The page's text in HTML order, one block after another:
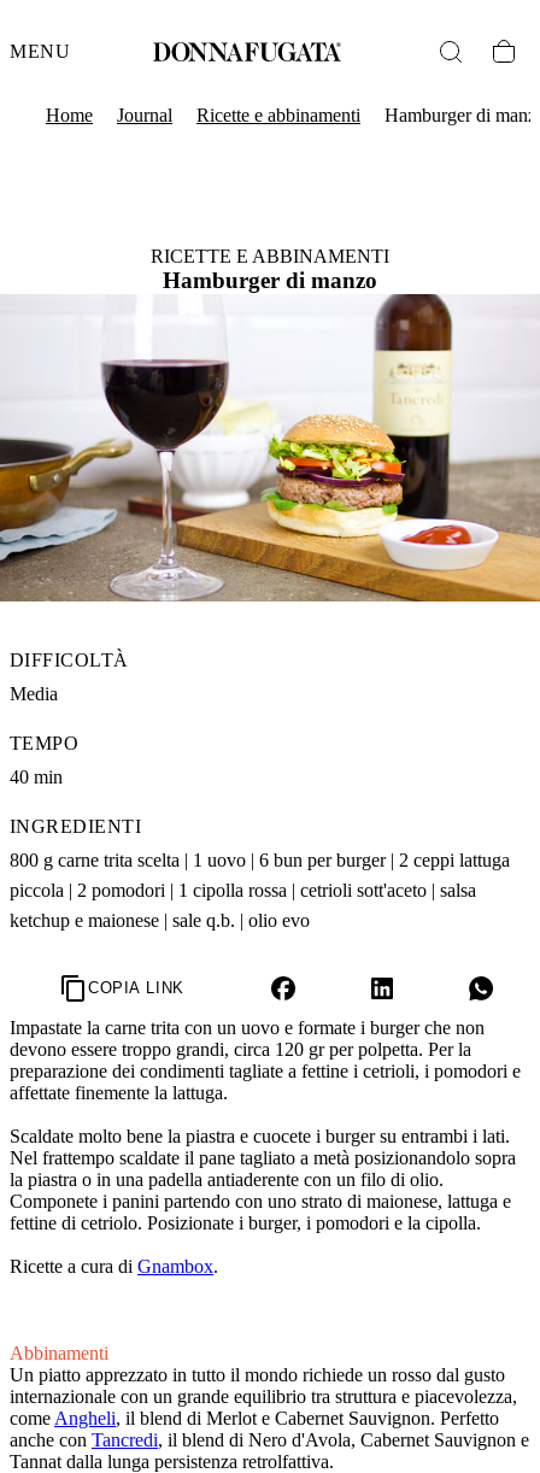
MENU
Home Journal Ricette e abbinamenti Hamburger di
RICETTE E ABBINAMENTI
Hamburger di manzo
DIFFICOLTÀ
Media
TEMPO
40 min
INGREDIENTI
800 g carne trita scelta | 1 uovo | 6 bun per burger | 2 ceppi lattuga
piccola | 2 pomodori | 1 cipolla rossa | cetrioli sott'aceto | salsa
ketchup e maionese | sale q.b. | olio evo
COPIA LINK
Impastate la carne trita con un uovo e formate i burger che non
devono essere troppo grandi, circa 120 gr per polpetta. Per la
preparazione dei condimenti tagliate a fettine i cetrioli, i pomodori e
affettate finemente la lattuga.
Scaldate molto bene la piastra e cuocete i burger su entrambi i lati.
Nel frattempo scaldate il pane tagliato a metà posizionandolo sopra
la piastra o in una padella antiaderente con un filo di olio.
Componete i panini partendo con uno strato di maionese, lattuga e
fettine di cetriolo. Posizionate i burger, i pomodori e la cipolla.
Ricette a cura di Gnambox.
Abbinamenti
Un piatto apprezzato in tutto il mondo richiede un rosso dal gusto
internazionale con un grande equilibrio tra struttura e piacevolezza,
come Angheli, il blend di Merlot e Cabernet Sauvignon. Perfetto
anche con Tancredi, il blend di Nero d'Avola, Cabernet Sauvignon e
Tannat dalla lunga persistenza retrolfattiva.